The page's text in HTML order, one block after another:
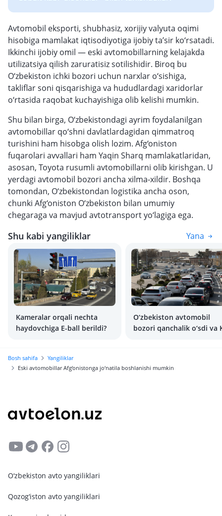
Avtomobil eksporti, shubhasiz, xorijiy valyuta oqimi
hisobiga mamlakat iqtisodiyotiga ijobiy ta’sir ko‘rsatadi.
Ikkinchi ijobiy omil — eski avtomobillarning kelajakda
utilizatsiya qilish zaruratisiz sotilishidir. Biroq bu
O‘zbekiston ichki bozori uchun narxlar o‘sishiga,
takliflar soni qisqarishiga va hududlardagi xaridorlar
o‘rtasida raqobat kuchayishiga olib kelishi mumkin.
Shu bilan birga, O‘zbekistondagi ayrim foydalanilgan
avtomobillar qo‘shni davlatlardagidan qimmatroq
turishini ham hisobga olish lozim. Afg‘oniston
fuqarolari avvallari ham Yaqin Sharq mamlakatlaridan,
asosan, Toyota rusumli avtomobillarni olib kirishgan. U
yerdagi avtomobil bozori ancha xilma-xildir. Boshqa
tomondan, O‘zbekistondan logistika ancha oson,
chunki Afg‘oniston O‘zbekiston bilan umumiy
chegaraga va mavjud avtotransport yo‘lagiga ega.
Shu kabi yangiliklar Yana
Kameralar orqali nechta
haydovchiga E-ball berildi?
O‘zbekiston avtomobil
bozori qanchalik o‘sdi va
Bosh sahifa
Yangiliklar
Eski avtomobillar Afg‘onistonga jo‘natila boshlanishi mumkin
O‘zbekiston avto yangiliklari
Qozog‘iston avto yangiliklari